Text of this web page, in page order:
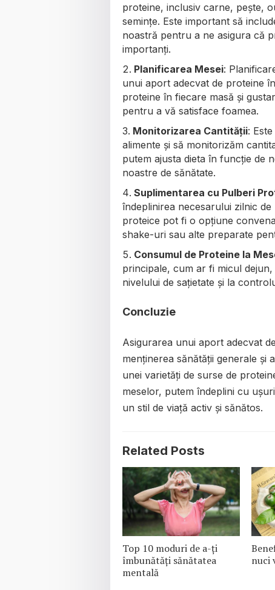
proteine, inclusiv carne, pește,
semințe. Este important să
noastră pentru a ne asigura că
importanți.
Planificarea Mesei:
unui aport adecvat de proteine
proteine în fiecare masă și
pentru a vă satisface foamea.
Monitorizarea Cantității:
alimente și să monitorizăm
putem ajusta dieta în funcție de
noastre de sănătate.
Suplimentarea cu Pulberi
îndeplinirea necesarului zilnic
proteice pot fi o opțiune
shake-uri sau alte preparate
Consumul de Proteine la
principale, cum ar fi micul
nivelului de sațietate și la
Concluzie
Asigurarea unui aport adecvat
menținerea sănătății generale și
unei varietăți de surse de
meselor, putem îndeplini cu
un stil de viață activ și sănătos.
Related Posts
Top 10 moduri de a-ți
îmbunătăți sănătatea
mentală
nuci